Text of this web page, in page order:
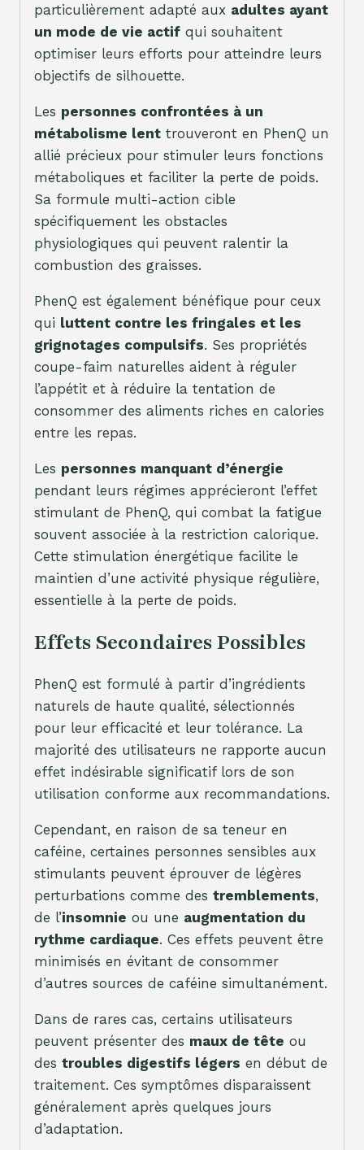
particulièrement adapté aux adultes ayant
un mode de vie actif qui souhaitent
optimiser leurs efforts pour atteindre leurs
objectifs de silhouette.
Les personnes confrontées à un
métabolisme lent trouveront en PhenQ un
allié précieux pour stimuler leurs fonctions
métaboliques et faciliter la perte de poids.
Sa formule multi-action cible
spécifiquement les obstacles
physiologiques qui peuvent ralentir la
combustion des graisses.
PhenQ est également bénéfique pour ceux
qui luttent contre les fringales et les
grignotages compulsifs. Ses propriétés
coupe-faim naturelles aident à réguler
l’appétit et à réduire la tentation de
consommer des aliments riches en calories
entre les repas.
Les personnes manquant d’énergie
pendant leurs régimes apprécieront l’effet
stimulant de PhenQ, qui combat la fatigue
souvent associée à la restriction calorique.
Cette stimulation énergétique facilite le
maintien d’une activité physique régulière,
essentielle à la perte de poids.
Effets Secondaires Possibles
PhenQ est formulé à partir d’ingrédients
naturels de haute qualité, sélectionnés
pour leur efficacité et leur tolérance. La
majorité des utilisateurs ne rapporte aucun
effet indésirable significatif lors de son
utilisation conforme aux recommandations.
Cependant, en raison de sa teneur en
caféine, certaines personnes sensibles aux
stimulants peuvent éprouver de légères
perturbations comme des tremblements,
de l’insomnie ou une augmentation du
rythme cardiaque. Ces effets peuvent être
minimisés en évitant de consommer
d’autres sources de caféine simultanément.
Dans de rares cas, certains utilisateurs
peuvent présenter des maux de tête ou
des troubles digestifs légers en début de
traitement. Ces symptômes disparaissent
généralement après quelques jours
d’adaptation.